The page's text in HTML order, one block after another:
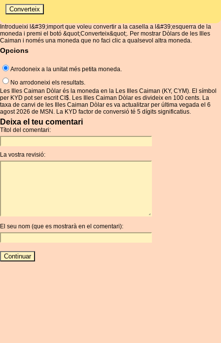
Introdueixi l&#39;import que voleu convertir a la casella a l&#39;esquerra de la
moneda i premi el botó &quot;Converteix&quot;. Per mostrar Dòlars de les Illes
Caiman i només una moneda que no faci clic a qualsevol altra moneda.
Opcions
Arrodoneix a la unitat més petita moneda.
No arrodoneixi els resultats.
Les Illes Caiman Dòlar és la moneda en la Les Illes Caiman (KY, CYM). El símbol
per KYD pot ser escrit CI$. Les Illes Caiman Dòlar es divideix en 100 cents. La
taxa de canvi de les Illes Caiman Dòlar es va actualitzar per última vegada el 6
agost 2026 de MSN. La KYD factor de conversió té 5 dígits significatius.
Deixa el teu comentari
Títol del comentari:
La vostra revisió:
El seu nom (que es mostrarà en el comentari):